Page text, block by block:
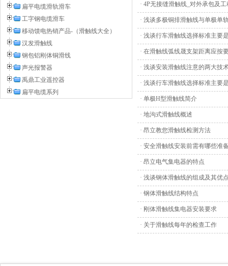
扁平电缆滑轨滑车
工字钢电缆滑车
移动馈电热销产品-（滑触线大全）
汉发滑触线
钢包铝刚体铜滑线
声光报警器
禹鼎工业遥控器
扁平电缆系列
· 4P无接缝滑触线_对外承包及
· 浅谈多极铜排滑触线与单极单
· 浅谈行车滑触线选择标准主要
· 在滑触线弧线晟支架距离应按
· 浅谈安装滑触线注意的两大技
· 浅谈行车滑触线选择标准主要
· 单极H型滑触线简介
· 地沟式滑触线概述
· 昂立教您滑触线检测方法
· 安全滑触线安装前需有哪些准
· 昂立电气集电器的特点
· 浅谈钢体滑触线的组成及其优
· 钢体滑触线结构特点
· 刚体滑触线集电器安装要求
· 关于滑触线每年的检查工作